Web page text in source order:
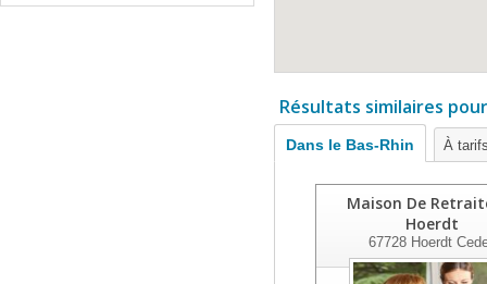
Résultats similaires
Dans le Bas-Rhin À
Maison De
Hoerdt
67728Hoerdt